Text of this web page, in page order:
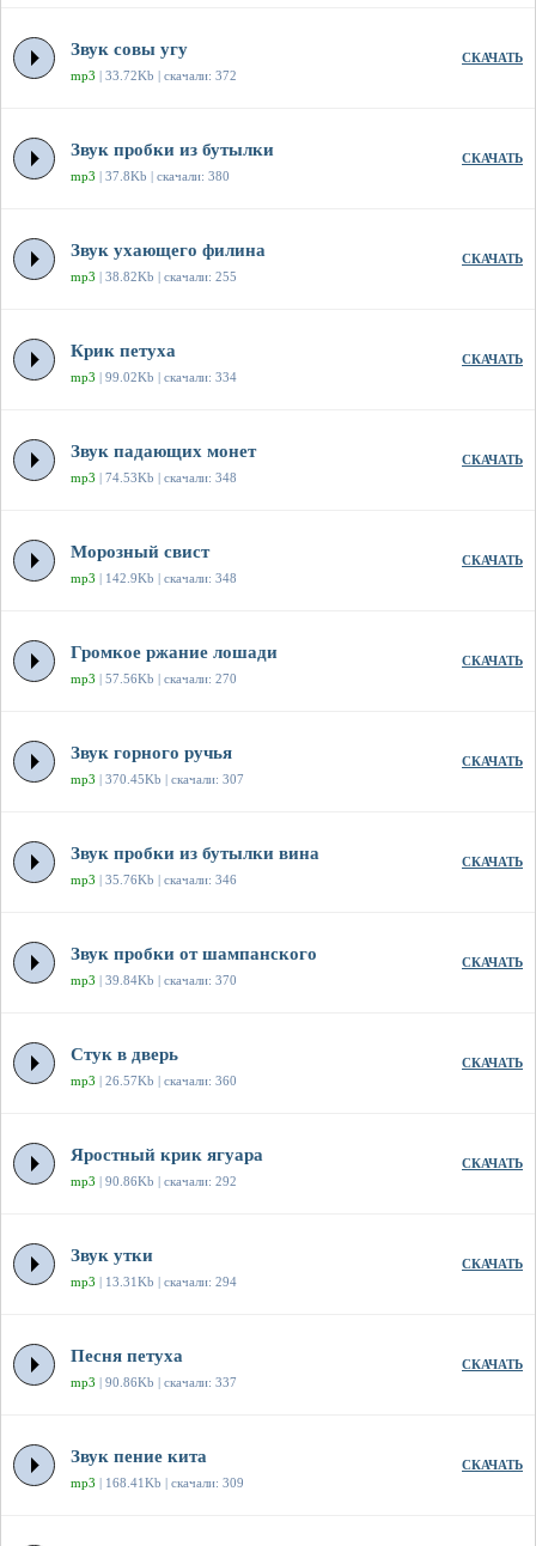
Звук совы угу
mp3 | 33.72Kb | скачали: 372
СКАЧАТЬ
Звук пробки из бутылки
mp3 | 37.8Kb | скачали: 380
СКАЧАТЬ
Звук ухающего филина
mp3 | 38.82Kb | скачали: 255
СКАЧАТЬ
Крик петуха
mp3 | 99.02Kb | скачали: 334
СКАЧАТЬ
Звук падающих монет
mp3 | 74.53Kb | скачали: 348
СКАЧАТЬ
Морозный свист
mp3 | 142.9Kb | скачали: 348
СКАЧАТЬ
Громкое ржание лошади
mp3 | 57.56Kb | скачали: 270
СКАЧАТЬ
Звук горного ручья
mp3 | 370.45Kb | скачали: 307
СКАЧАТЬ
Звук пробки из бутылки вина
mp3 | 35.76Kb | скачали: 346
СКАЧАТЬ
Звук пробки от шампанского
mp3 | 39.84Kb | скачали: 370
СКАЧАТЬ
Стук в дверь
mp3 | 26.57Kb | скачали: 360
СКАЧАТЬ
Яростный крик ягуара
mp3 | 90.86Kb | скачали: 292
СКАЧАТЬ
Звук утки
mp3 | 13.31Kb | скачали: 294
СКАЧАТЬ
Песня петуха
mp3 | 90.86Kb | скачали: 337
СКАЧАТЬ
Звук пение кита
mp3 | 168.41Kb | скачали: 309
СКАЧАТЬ